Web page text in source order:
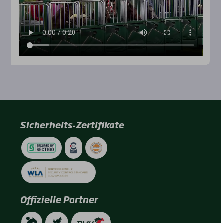
Sicherheits-Zertifikate
Offizielle Partner